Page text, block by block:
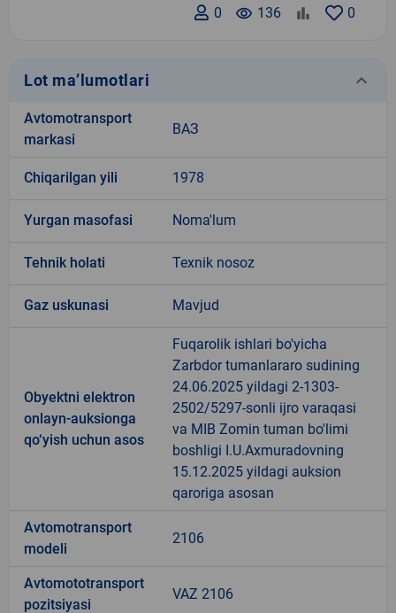
0
remove_red_eye 136
0
Lot ma’lumotlari keyboard_arrow_down
Avtomotransport
markasi
ВАЗ
Chiqarilgan yili 1978
Yurgan masofasi Noma'lum
Tehnik holati Texnik nosoz
Gaz uskunasi Mavjud
Obyektni elektron
onlayn-auksionga
qo‘yish uchun asos
Fuqarolik ishlari bo'yicha
Zarbdor tumanlararo sudining
24.06.2025 yildagi 2-1303-
2502/5297-sonli ijro varaqasi
va MIB Zomin tuman bo'limi
boshligi I.U.Axmuradovning
15.12.2025 yildagi auksion
qaroriga asosan
Avtomotransport
modeli
2106
Avtomototransport
pozitsiyasi
VAZ 2106